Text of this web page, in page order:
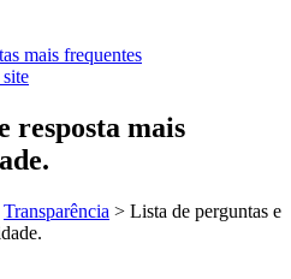
mais frequentes
resposta mais
Transparência > Lista de perguntas e